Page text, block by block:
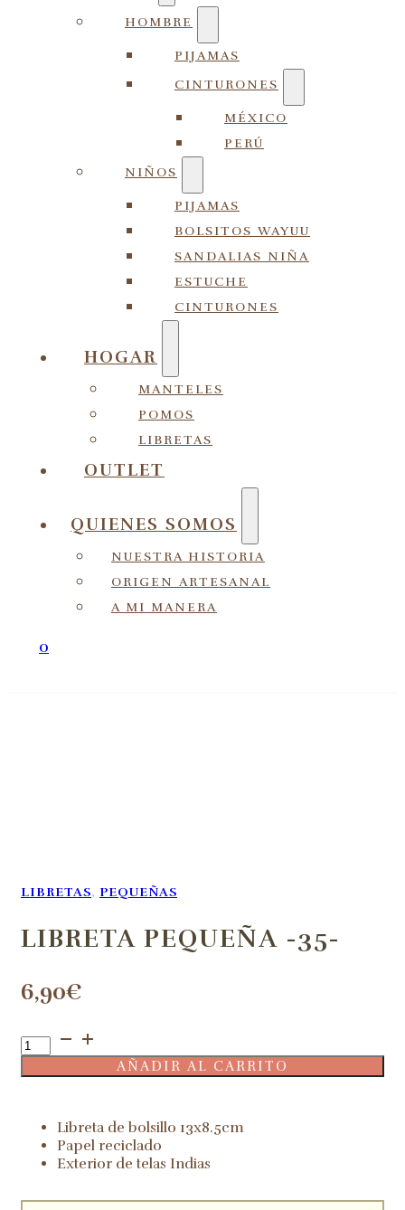
HOMBRE
PIJAMAS
CINTURONES
MÉXICO
PERÚ
NIÑOS
PIJAMAS
BOLSITOS WAYUU
SANDALIAS NIÑA
ESTUCHE
CINTURONES
HOGAR
MANTELES
POMOS
LIBRETAS
OUTLET
QUIENES SOMOS
NUESTRA HISTORIA
ORIGEN ARTESANAL
A MI MANERA
0
LIBRETAS, PEQUEÑAS
LIBRETA PEQUEÑA -35-
6,90€
Libreta
pequeña
-35-
AÑADIR AL CARRITO
Libreta de bolsillo 13x8.5cm
Papel reciclado
Exterior de telas Indias